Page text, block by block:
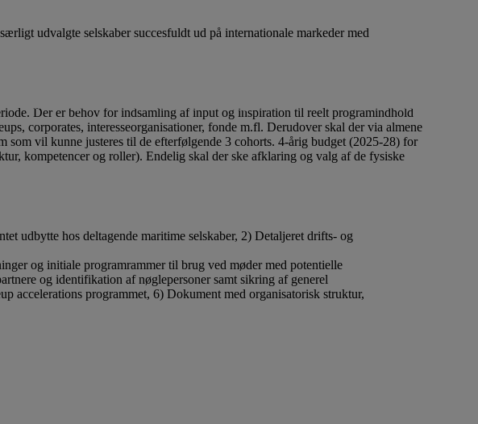
udvalgte selskaber succesfuldt ud på internationale markeder med
Der er behov for indsamling af input og inspiration til reelt programindhold
corporates, interesseorganisationer, fonde m.fl. Derudover skal der via almene
vil kunne justeres til de efterfølgende 3 cohorts. 4-årig budget (2025-28) for
kompetencer og roller). Endelig skal der ske afklaring og valg af de fysiske
udbytte hos deltagende maritime selskaber, 2) Detaljeret drifts- og
og initiale programrammer til brug ved møder med potentielle
og identifikation af nøglepersoner samt sikring af generel
accelerations programmet, 6) Dokument med organisatorisk struktur,